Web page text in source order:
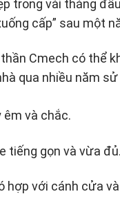
trong vài tháng
cấp” sau một
Cmech có thể
qua nhiều năm sử
êm và chắc.
tiếng gọn và vừa
hợp với cánh cửa